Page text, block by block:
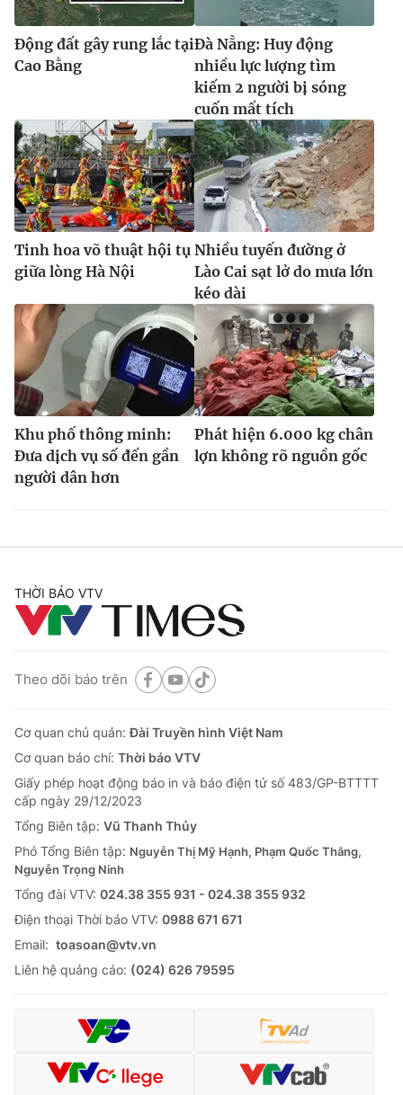
® Cấm sao chép dưới mọi hình thức nếu không có sự chấp
thuận bằng văn bản. Ghi rõ nguồn VTV.vn khi phát hành lại
thông tin từ website này.
Động đất gây rung lắc tại
Cao Bằng
Đà Nẵng: Huy động
nhiều lực lượng tìm
kiếm 2 người bị sóng
cuốn mất tích
Tinh hoa võ thuật hội tụ
giữa lòng Hà Nội
Nhiều tuyến đường ở
Lào Cai sạt lở do mưa lớn
kéo dài
Khu phố thông minh:
Đưa dịch vụ số đến gần
người dân hơn
Phát hiện 6.000 kg chân
lợn không rõ nguồn gốc
THỜI BÁO VTV
Theo dõi báo trên
Cơ quan chủ quản:Đài Truyền hình Việt Nam
Cơ quan báo chí: Thời báo VTV
Giấy phép hoạt động báo in và báo điện tử số 483/GP-BTTTT
cấp ngày 29/12/2023
Tổng Biên tập: Vũ Thanh Thủy
Phó Tổng Biên tập: Nguyễn Thị Mỹ Hạnh, Phạm Quốc Thắng,
Nguyễn Trọng Ninh
Tổng đài VTV: 024.38 355 931 - 024.38 355 932
Ðiện thoại Thời báo VTV: 0988 671 671
Email: toasoan@vtv.vn
Liên hệ quảng cáo: (024) 626 79595